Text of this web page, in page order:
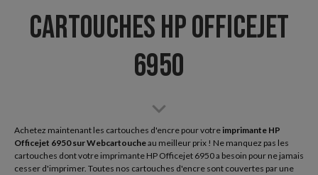
Cartouches HP Officejet
6950
Achetez maintenant les cartouches d'encre pour votre imprimante HP
Officejet 6950 surWebcartoucheau meilleur prix ! Ne manquez pas les
cartouches dont votre imprimante HP Officejet 6950 a besoin pour ne jamais
cesser d'imprimer. Toutes nos cartouches d'encre sont couvertes par une